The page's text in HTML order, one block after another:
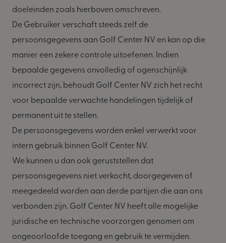
doeleinden zoals hierboven omschreven.
De Gebruiker verschaft steeds zelf de
persoonsgegevens aan Golf Center NV en kan op die
manier een zekere controle uitoefenen. Indien
bepaalde gegevens onvolledig of ogenschijnlijk
incorrect zijn, behoudt Golf Center NV zich het recht
voor bepaalde verwachte handelingen tijdelijk of
permanent uit te stellen.
De persoonsgegevens worden enkel verwerkt voor
intern gebruik binnen Golf Center NV.
We kunnen u dan ook geruststellen dat
persoonsgegevens niet verkocht, doorgegeven of
meegedeeld worden aan derde partijen die aan ons
verbonden zijn. Golf Center NV heeft alle mogelijke
juridische en technische voorzorgen genomen om
ongeoorloofde toegang en gebruik te vermijden.